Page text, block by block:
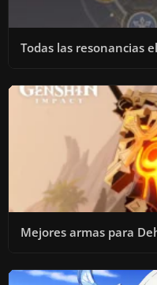
Todas las resonancias
Mejores armas para